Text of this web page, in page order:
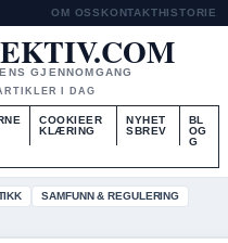
OM OSS KONTAKTHISTORIE
GJENNOMGANG
I DAG
COOKIEER
KLÆRING
NYHET
SBREV
BL
OG
G
SAMFUNN & REGULERING